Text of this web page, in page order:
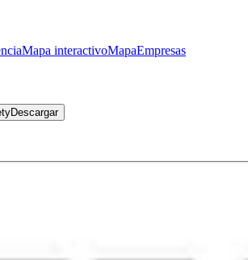
Mapa interactivoMapaEmpresas
Descargar